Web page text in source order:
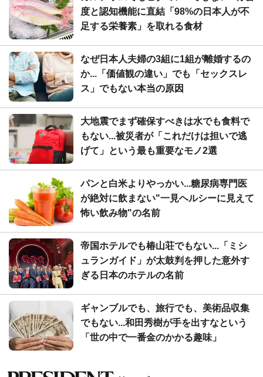
度と認知機能に直結「98%の日本人が不
足する栄養素」を取れる食材
なぜ日本人夫婦の3組に1組が離婚するの
か...「価値観の違い」でも「セックスレ
ス」でもない本当の原因
大地震でまず確保すべきは水でも食料で
もない...被災者が「これだけは担いで逃
げて」という最も重要なモノ2選
パンと白米よりやっかい...糖尿病専門医
が絶対に飲まない"一見ヘルシーに見えて
怖い飲み物"の名前
帝国ホテルでも椿山荘でもない...「ミシ
ュランガイド」が太鼓判を押した意外す
ぎる日本のホテルの名前
ギャンブルでも、旅行でも、美術品収集
でもない...和田秀樹が手を出すなという
「世の中で一番金のかかる趣味」